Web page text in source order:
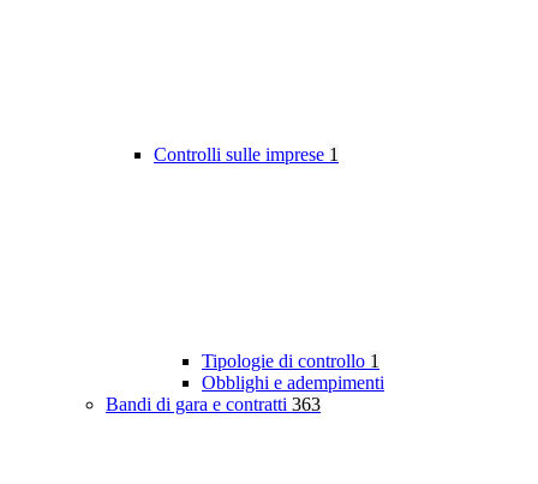
Controlli sulle imprese 1
Tipologie di controllo 1
Obblighi e adempimenti
Bandi di gara e contratti 363